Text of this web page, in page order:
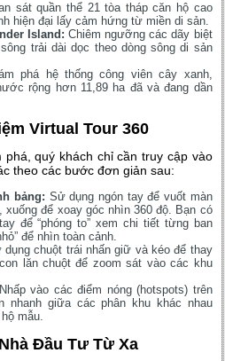
sát quần thể 21 tòa tháp căn hộ cao
hiện đại lấy cảm hứng từ miền di sản.
Island: Chiêm ngưỡng các dãy biệt
trải dài dọc theo dòng sông di sản
phá hệ thống công viên cây xanh,
rộng hơn 11,89 ha đã và đang dần
Virtual Tour 360
quý khách chỉ cần truy cập vào
theo các bước đơn giản sau:
bảng: Sử dụng ngón tay để vuốt màn
xuống để xoay góc nhìn 360 độ. Bạn có
để “phóng to” xem chi tiết từng ban
để nhìn toàn cảnh.
dụng chuột trái nhấn giữ và kéo để thay
lăn chuột để zoom sát vào các khu
Nhấp vào các điểm nóng (hotspots) trên
nhanh giữa các phân khu khác nhau
mẫu.
Đầu Tư Từ Xa